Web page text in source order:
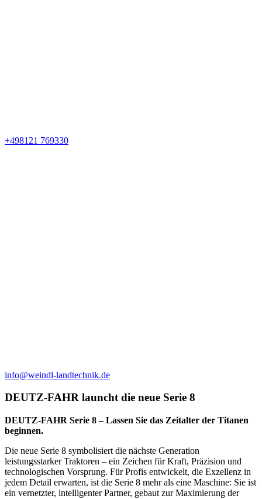
+498121 769330
info@weindl-landtechnik.de
DEUTZ-FAHR launcht die neue Serie 8
DEUTZ-FAHR Serie 8 – Lassen Sie das Zeitalter der Titanen
beginnen.
Die neue Serie 8 symbolisiert die nächste Generation
leistungsstarker Traktoren – ein Zeichen für Kraft, Präzision und
technologischen Vorsprung. Für Profis entwickelt, die Exzellenz in
jedem Detail erwarten, ist die Serie 8 mehr als eine Maschine: Sie ist
ein vernetzter, intelligenter Partner, gebaut zur Maximierung der